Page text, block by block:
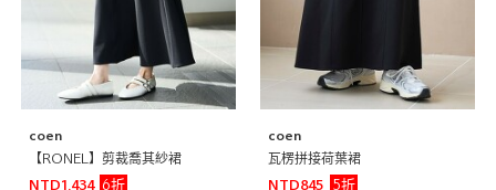
coen
【RONEL】剪裁喬其紗裙
NTD1,434
6折
coen
瓦楞拼接荷葉裙
NTD845
5折